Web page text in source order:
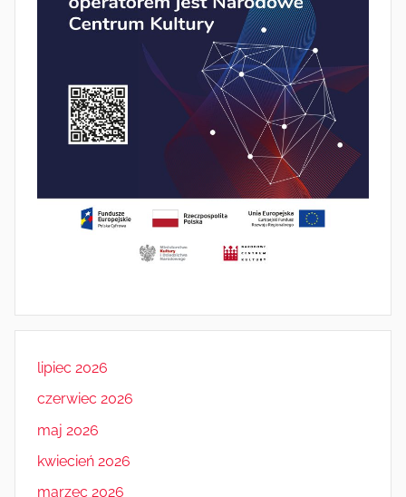
lipiec 2026
czerwiec 2026
maj 2026
kwiecień 2026
marzec 2026